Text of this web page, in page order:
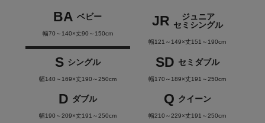
BA ベビー
幅70～140×丈90～150cm
JR
ジュニア
セミシングル
幅121～149×丈151～190cm
S シングル
幅140～169×丈190～250cm
SD セミダブル
幅170～189×丈191～250cm
D ダブル
幅190～209×丈191～250cm
Q クイーン
幅210～229×丈191～250cm